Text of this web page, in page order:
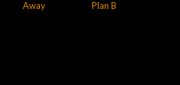
Away
Plan B